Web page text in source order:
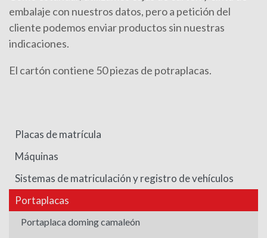
embalaje con nuestros datos, pero a petición del
cliente podemos enviar productos sin nuestras
indicaciones.
El cartón contiene 50 piezas de potraplacas.
Placas de matrícula
Máquinas
Sistemas de matriculación y registro de vehículos
Portaplacas
Portaplaca doming camaleón